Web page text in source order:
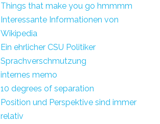
Things that make you go hmmmm
Interessante Informationen von
Wikipedia
Ein ehrlicher CSU Politiker
Sprachverschmutzung
internes memo
10 degrees of separation
Position und Perspektive sind immer
relativ